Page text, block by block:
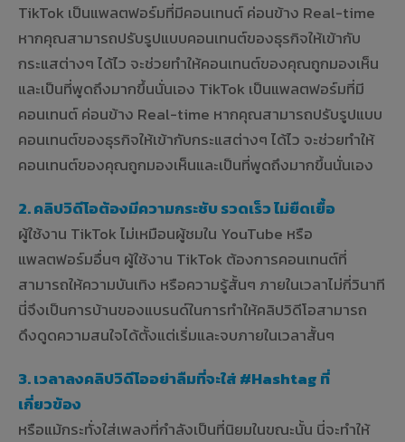
TikTok เป็นแพลตฟอร์มที่มีคอนเทนต์ ค่อนข้าง Real-time
หากคุณสามารถปรับรูปแบบคอนเทนต์ของธุรกิจให้เข้ากับ
กระแสต่างๆ ได้ไว จะช่วยทำให้คอนเทนต์ของคุณถูกมองเห็น
และเป็นที่พูดถึงมากขึ้นนั่นเอง TikTok เป็นแพลตฟอร์มที่มี
คอนเทนต์ ค่อนข้าง Real-time หากคุณสามารถปรับรูปแบบ
คอนเทนต์ของธุรกิจให้เข้ากับกระแสต่างๆ ได้ไว จะช่วยทำให้
คอนเทนต์ของคุณถูกมองเห็นและเป็นที่พูดถึงมากขึ้นนั่นเอง
2. คลิปวิดีโอต้องมีความกระชับ รวดเร็ว ไม่ยืดเยื้อ
ผู้ใช้งาน TikTok ไม่เหมือนผู้ชมใน YouTube หรือ
แพลตฟอร์มอื่นๆ ผู้ใช้งาน TikTok ต้องการคอนเทนต์ที่
สามารถให้ความบันเทิง หรือความรู้สั้นๆ ภายในเวลาไม่กี่วินาที
นี่จึงเป็นการบ้านของแบรนด์ในการทำให้คลิปวิดีโอสามารถ
ดึงดูดความสนใจได้ตั้งแต่เริ่มและจบภายในเวลาสั้นๆ
3. เวลาลงคลิปวิดีโออย่าลืมที่จะใส่ #Hashtag ที่
เกี่ยวข้อง
หรือแม้กระทั่งใส่เพลงที่กำลังเป็นที่นิยมในขณะนั้น นี่จะทำให้